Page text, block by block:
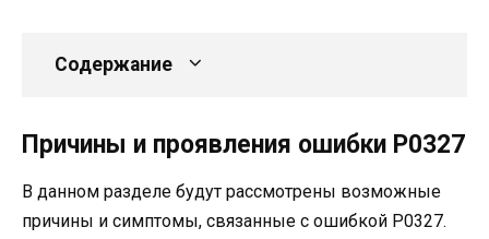
Содержание
Причины и проявления ошибки P0327
В данном разделе будут рассмотрены возможные
причины и симптомы, связанные с ошибкой P0327.